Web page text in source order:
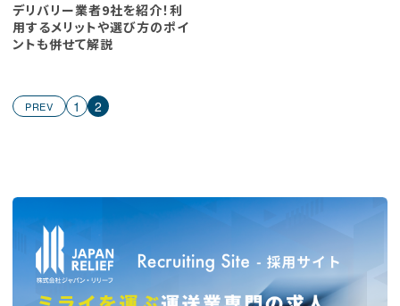
デリバリー業者9社を紹介！利
用するメリットや選び方のポイ
ントも併せて解説
PREV 1 2